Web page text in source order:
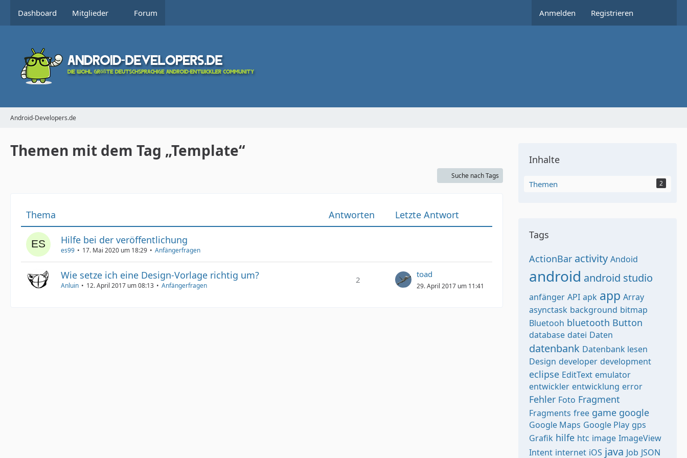
Dashboard Mitglieder Forum Anmelden Registrieren
Android-Developers.de
Themen mit dem Tag „Template“
Suche nach Tags
Thema Antworten Letzte Antwort
Hilfe bei der veröffentlichung
es99 17. Mai 2020 um 18:29 Anfängerfragen
Wie setze ich eine Design-Vorlage richtig um?
Anluin 12. April 2017 um 08:13 Anfängerfragen
2
toad
29. April 2017 um 11:41
Inhalte
Themen 2
Tags
ActionBar activity Andoid
android android studio
anfänger API apk app Array
asynctask background bitmap
Bluetooh bluetooth Button
database datei Daten
datenbank Datenbank lesen
Design developer development
eclipse EditText emulator
entwickler entwicklung error
Fehler Foto Fragment
Fragments free game google
Google Maps Google Play gps
Grafik hilfe htc image ImageView
Intent internet iOS java Job JSON